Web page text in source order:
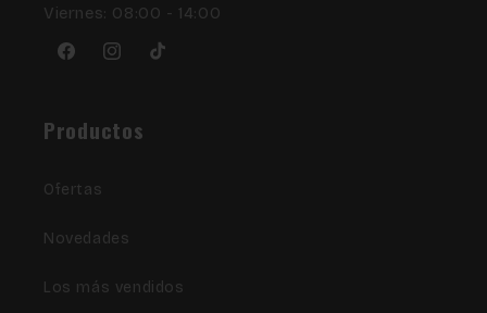
Viernes: 08:00 - 14:00
FacebookInstagram
TikTok
Productos
Ofertas
Novedades
Los más vendidos